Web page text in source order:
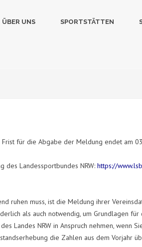
ÜBER UNS SPORTSTÄTTEN
für die Abgabe der Meldung endet am
Landessportbundes NRW: https://
ruhen muss, ist die Meldung ihrer
als auch notwendig, um Grundlagen
Landes NRW in Anspruch nehmen,
die Zahlen aus dem Vorjahr